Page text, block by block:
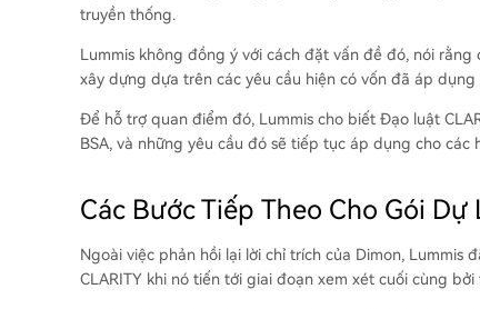
truyền thống.
Lummis không đồng ý với cách đặt vấn đề đó, nói
xây dựng dựa trên các yêu cầu hiện có vốn đã áp dụng
Để hỗ trợ quan điểm đó, Lummis cho biết Đạo luật
BSA, và những yêu cầu đó sẽ tiếp tục áp dụng cho
Các Bước Tiếp Theo Cho Gói
Ngoài việc phản hồi lại lời chỉ trích của Dimon,
CLARITY khi nó tiến tới giai đoạn xem xét cuối cùng